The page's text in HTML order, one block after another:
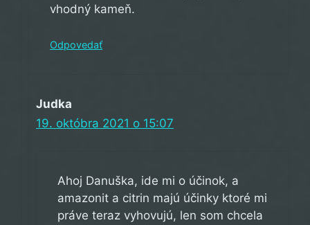
vhodný kameň.
Odpovedať
Judka
19. októbra 2021 o 15:07
Ahoj Danuška, ide mi o účinok, a
amazonit a citrin majú účinky ktoré mi
práve teraz vyhovujú, len som chcela